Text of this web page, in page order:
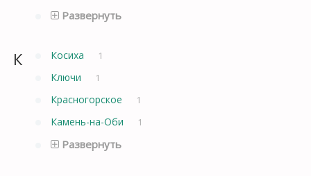
Развернуть
К Косиха 1
Ключи 1
Красногорское 1
Камень-на-Оби 1
Развернуть